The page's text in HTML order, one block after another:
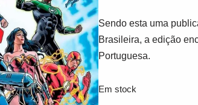
Sendo esta uma
Brasileira, a edição
Portuguesa.
Em stock